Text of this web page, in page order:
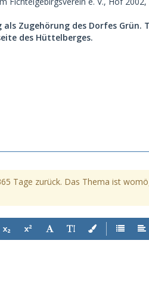
Zugehörung des Dorfes
des Hüttelberges.
Tage zurück. Das Thema ist